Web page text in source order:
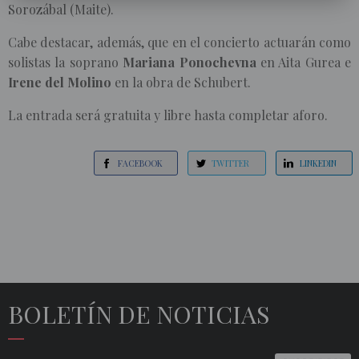
Sorozábal (Maite).
Cabe destacar, además, que en el concierto actuarán como
solistas la soprano Mariana Ponochevnaen Aita Gurea e
Irene del Molino en la obra de Schubert.
La entrada será gratuita y libre hasta completar aforo.
FACEBOOK TWITTER LINKEDIN
BOLETÍN DE NOTICIAS